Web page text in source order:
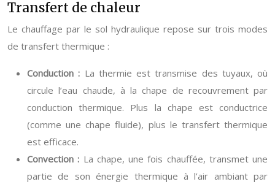
Transfert de chaleur
Le chauffage par le sol hydraulique repose sur trois modes
de transfert thermique :
Conduction : La thermie est transmise des tuyaux, où
circule l’eau chaude, à la chape de recouvrement par
conduction thermique. Plus la chape est conductrice
(comme une chape fluide), plus le transfert thermique
est efficace.
Convection : La chape, une fois chauffée, transmet une
partie de son énergie thermique à l’air ambiant par